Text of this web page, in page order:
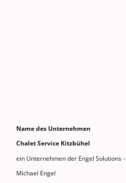
Name des Unternehmen
Chalet Service Kitzbühel
ein Unternehmen der Engel Solutions
Michael Engel